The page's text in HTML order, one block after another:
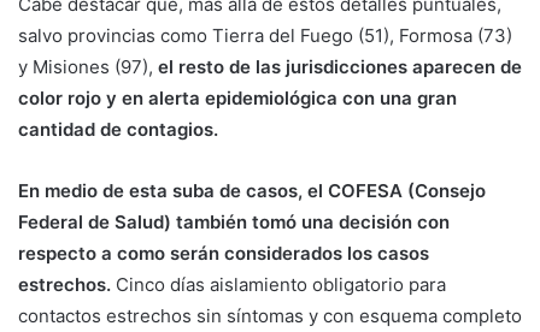
salvo provincias como Tierra del Fuego (51), Formosa (73)
y Misiones (97), el resto de las jurisdicciones aparecen de
color rojo y en alerta epidemiológica con una gran
cantidad de contagios.
En medio de esta suba de casos, el COFESA (Consejo
Federal de Salud) también tomó una decisión con
respecto a como serán considerados los casos
estrechos. Cinco días aislamiento obligatorio para
contactos estrechos sin síntomas y con esquema completo